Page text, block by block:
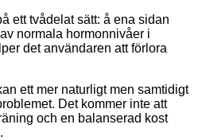
ett tvådelat sätt: å ena sidan
normala hormonnivåer i
det användaren att förlora
ett mer naturligt men samtidigt
Det kommer inte att
och en balanserad kost